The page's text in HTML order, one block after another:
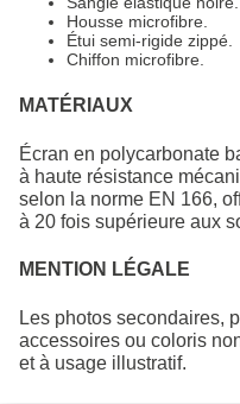
Housse microfibre.
Étui semi-rigide zippé.
Chiffon microfibre.
MATÉRIAUX
Écran en polycarbonate
à haute résistance
selon la norme EN 166,
à 20 fois supérieure aux
MENTION LÉGALE
Les photos secondaires,
accessoires ou coloris
et à usage illustratif.